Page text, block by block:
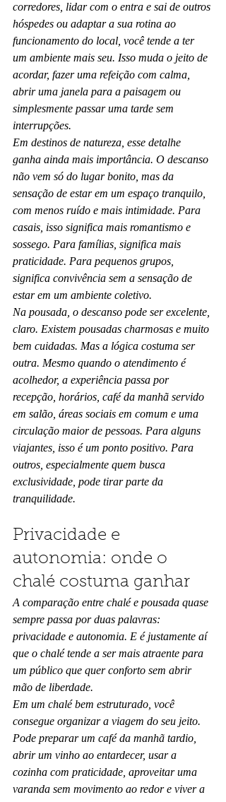
corredores, lidar com o entra e sai de outros
hóspedes ou adaptar a sua rotina ao
funcionamento do local, você tende a ter
um ambiente mais seu. Isso muda o jeito de
acordar, fazer uma refeição com calma,
abrir uma janela para a paisagem ou
simplesmente passar uma tarde sem
interrupções.
Em destinos de natureza, esse detalhe
ganha ainda mais importância. O descanso
não vem só do lugar bonito, mas da
sensação de estar em um espaço tranquilo,
com menos ruído e mais intimidade. Para
casais, isso significa mais romantismo e
sossego. Para famílias, significa mais
praticidade. Para pequenos grupos,
significa convivência sem a sensação de
estar em um ambiente coletivo.
Na pousada, o descanso pode ser excelente,
claro. Existem pousadas charmosas e muito
bem cuidadas. Mas a lógica costuma ser
outra. Mesmo quando o atendimento é
acolhedor, a experiência passa por
recepção, horários, café da manhã servido
em salão, áreas sociais em comum e uma
circulação maior de pessoas. Para alguns
viajantes, isso é um ponto positivo. Para
outros, especialmente quem busca
exclusividade, pode tirar parte da
tranquilidade.
Privacidade e
autonomia: onde o
chalé costuma ganhar
A comparação entre chalé e pousada quase
sempre passa por duas palavras:
privacidade e autonomia. E é justamente aí
que o chalé tende a ser mais atraente para
um público que quer conforto sem abrir
mão de liberdade.
Em um chalé bem estruturado, você
consegue organizar a viagem do seu jeito.
Pode preparar um café da manhã tardio,
abrir um vinho ao entardecer, usar a
cozinha com praticidade, aproveitar uma
varanda sem movimento ao redor e viver a